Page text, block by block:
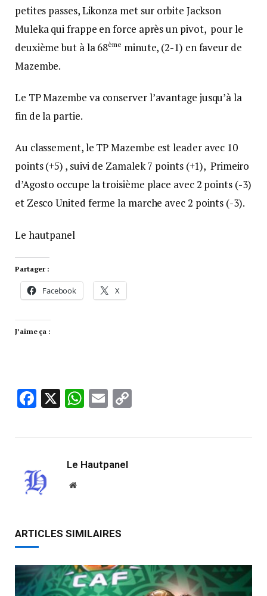
petites passes, Likonza met sur orbite Jackson
Muleka qui frappe en force après un pivot, pour le
deuxième but à la 68ème minute, (2-1) en faveur de
Mazembe.
Le TP Mazembe va conserver l’avantage jusqu’à la
fin de la partie.
Au classement, le TP Mazembe est leader avec 10
points (+5) , suivi de Zamalek 7 points (+1), Primeiro
d’Agosto occupe la troisième place avec 2 points (-3)
et Zesco United ferme la marche avec 2 points (-3).
Le hautpanel
Partager :
Facebook X
J’aime ça :
Facebook
X WhatsApp
Email
Le Hautpanel
Website
ARTICLES SIMILAIRES